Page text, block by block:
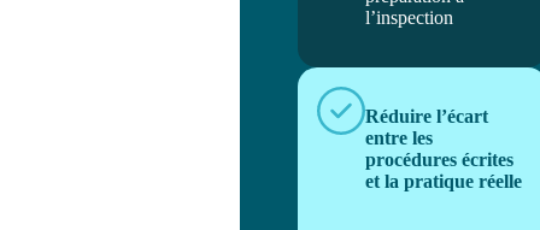
l’inspection
Réduire l’écart
entre les
procédures écrites
et la pratique réelle